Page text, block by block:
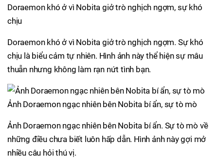
Doraemon khó ở vì Nobita giở trò nghịch ngợm, sự khó
chịu
Doraemon khó ở vì Nobita giở trò nghịch ngợm. Sự khó
chịu là biểu cảm tự nhiên. Hình ảnh này thể hiện sự mâu
thuẫn nhưng không làm rạn nứt tình bạn.
Ảnh Doraemon ngạc nhiên bên Nobita bí ẩn, sự tò mò
Ảnh Doraemon ngạc nhiên bên Nobita bí ẩn. Sự tò mò về
những điều chưa biết luôn hấp dẫn. Hình ảnh này gợi mở
nhiều câu hỏi thú vị.